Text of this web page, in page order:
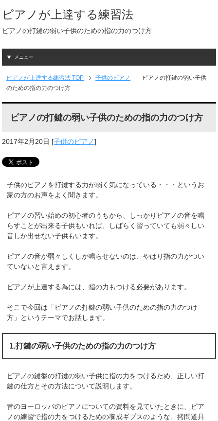
ピアノが上達する練習法
ピアノの打鍵の弱い子供のための指の力のつけ方
メニュー
ピアノが上達する練習法 TOP 子供のピアノ
ピアノの打鍵の弱い子供
のための指の力のつけ方
ピアノの打鍵の弱い子供のための指の力のつけ方
2017年2月20日 [子供のピアノ]
子供のピアノを打鍵する力が弱く気になっている・・・というお
家の方のお声をよく聞きます。
ピアノの習い始めの初心者のうちから、しっかりピアノの音を鳴
らすことが出来る子供もいれば、しばらく習っていても弱々しい
音しか出せない子供もいます。
ピアノの音が弱々しくしか鳴らせないのは、やはり指の力がつい
ていないと言えます。
ピアノが上達する為には、指の力もつける必要があります。
そこで今回は「ピアノの打鍵の弱い子供のための指の力のつけ
方」というテーマでお話します。
1.打鍵の弱い子供のための指の力のつけ方
ピアノの鍵盤の打鍵の弱い子供に指の力をつけるため、正しい打
鍵の仕方とその方法について説明します。
昔のヨーロッパのピアノについての資料を見ていたときに、ピア
ノの練習で指の力をつけるための養成ギプスのような、拷問道具